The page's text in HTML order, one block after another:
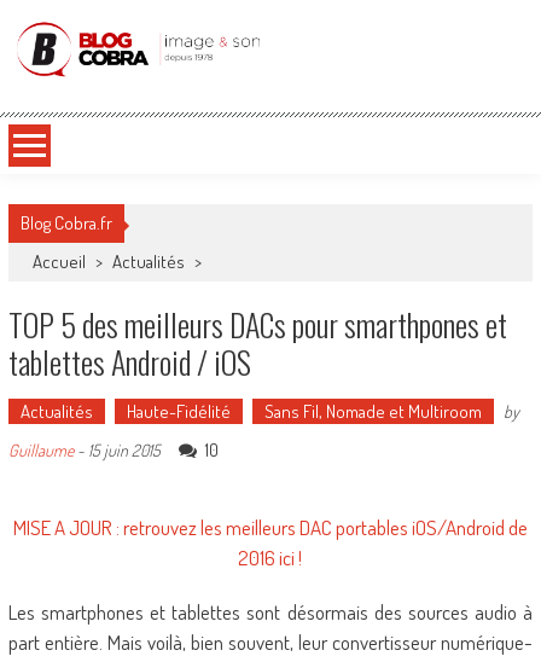
Blog Cobra
Blog Cobra.fr
Accueil > Actualités >
TOP 5 des meilleurs DACs pour smarthpones et
tablettes Android / iOS
Actualités Haute-Fidélité Sans Fil, Nomade et Multiroom
by
Guillaume- 15 juin 2015 10
MISE A JOUR : retrouvez les meilleurs DAC portables iOS/Android de
2016 ici !
Les smartphones et tablettes sont désormais des sources audio à
part entière. Mais voilà, bien souvent, leur convertisseur numérique-